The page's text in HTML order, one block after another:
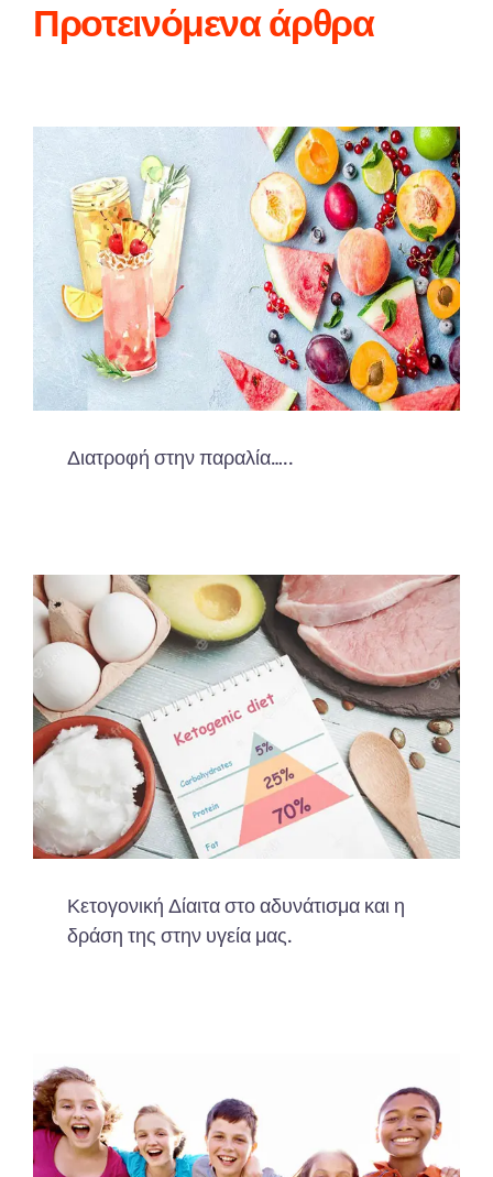
Προτεινόμενα άρθρα
Διατροφή στην παραλία…..
Κετογονική Δίαιτα στο αδυνάτισμα και η
δράση της στην υγεία μας.